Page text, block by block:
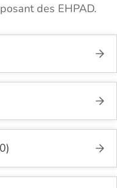
des EHPAD.